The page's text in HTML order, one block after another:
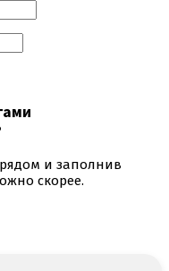
и заполнив
скорее.